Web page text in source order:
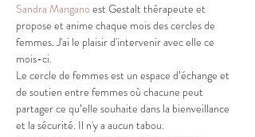
Sandra Mangano est Gestalt thérapeute et
propose et anime chaque mois des cercles de
femmes. J'ai le plaisir d'intervenir avec elle ce
mois-ci.
Le cercle de femmes est un espace d’échange et
de soutien entre femmes où chacune peut
partager ce qu’elle souhaite dans la bienveillance
et la sécurité. Il n'y a aucun tabou.